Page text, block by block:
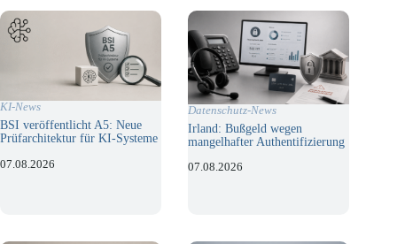
KI-News
BSI veröffentlicht A5: Neue
Prüfarchitektur für KI-Systeme
07.08.2026
Datenschutz-News
Irland: Bußgeld wegen
mangelhafter Authentifizierung
07.08.2026